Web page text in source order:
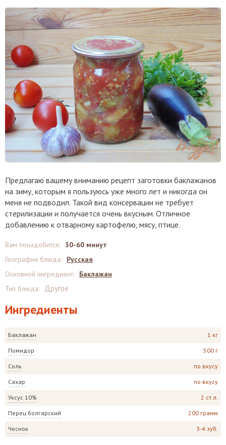
Предлагаю вашему вниманию рецепт заготовки баклажанов
на зиму, которым я пользуюсь уже много лет и никогда он
меня не подводил. Такой вид консервации не требует
стерилизации и получается очень вкусным. Отличное
добавлению к отварному картофелю, мясу, птице.
Ингредиенты
Баклажан 1 кг
Помидор 500 г
Соль по вкусу
Сахар по вкусу
Уксус 10% 2 ст.л.
Перец болгарский 200 грамм
Чеснок 3-4 зуб.
Вам понадобится:
30-60 минут
География блюда:
Русская
Основной ингредиент:
Баклажан
Тип блюда: Другое